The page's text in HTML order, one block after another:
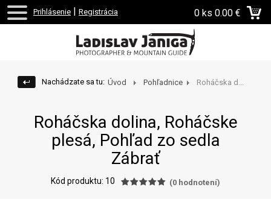
Prihlásenie | Registrácia 0 ks 0.00 €
Nachádzate sa tu: Úvod Pohľadnice Roháčska d...
Roháčska dolina, Roháčske
plesá, Pohľad zo sedla
Zábrať
Kód produktu: 10 (0 hodnotení)